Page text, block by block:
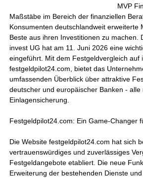
MVP
Maßstäbe im Bereich der finanziellen
Konsumenten deutschlandweit erweiterte
Beste aus ihren Investitionen zu machen.
invest UG hat am 11. Juni 2026 eine
eingeführt. Mit dem Festgeldvergleich auf
festgeldpilot24.com, bietet das
umfassenden Überblick über attraktive
deutscher und europäischer Banken - alle
Einlagensicherung.
Festgeldpilot24.com: Ein Game-Changer
Die Website festgeldpilot24.com hat sich
vertrauenswürdiges und zuverlässiges
Festgeldangebote etabliert. Die neue
Erweiterung der bestehenden Dienste